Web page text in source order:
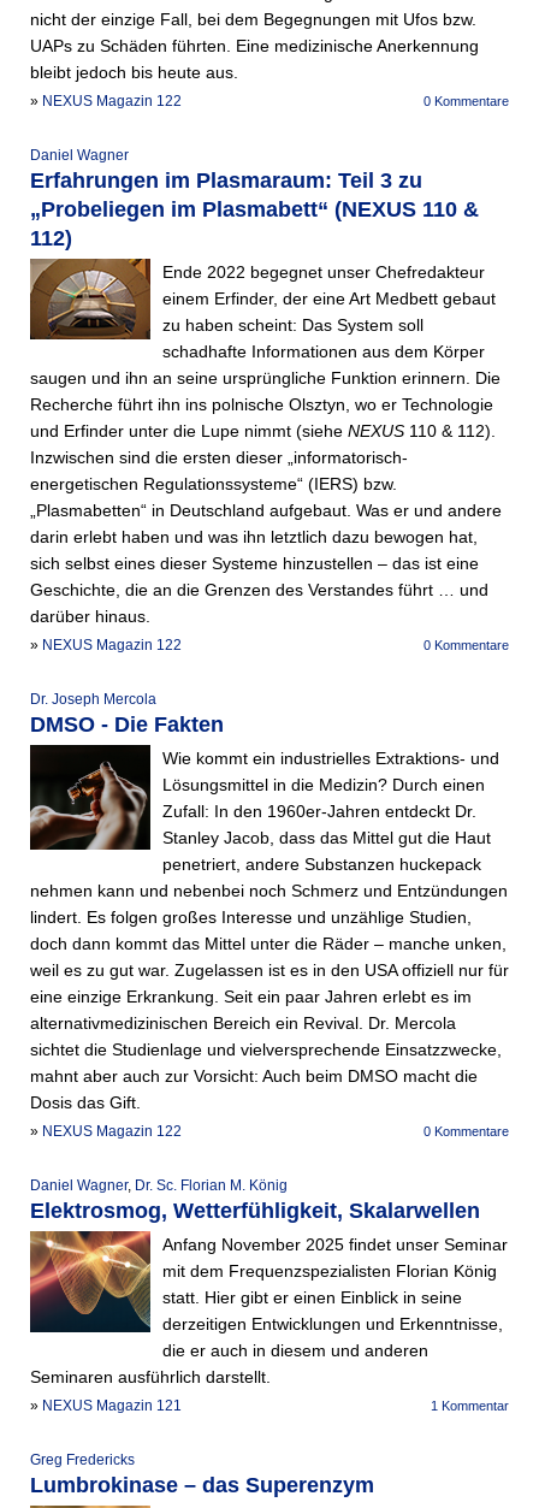
nicht der einzige Fall, bei dem Begegnungen mit Ufos bzw.
UAPs zu Schäden führten. Eine medizinische Anerkennung
bleibt jedoch bis heute aus.
0 Kommentare
» NEXUS Magazin 122
Daniel Wagner
Erfahrungen im Plasmaraum: Teil 3 zu
„Probeliegen im Plasmabett“ (NEXUS 110 &
112)
Ende 2022 begegnet unser Chefredakteur
einem Erfinder, der eine Art Medbett gebaut
zu haben scheint: Das System soll
schadhafte Informationen aus dem Körper
saugen und ihn an seine ursprüngliche Funktion erinnern. Die
Recherche führt ihn ins polnische Olsztyn, wo er Technologie
und Erfinder unter die Lupe nimmt (siehe NEXUS 110 & 112).
Inzwischen sind die ersten dieser „informatorisch-
energetischen Regulationssysteme“ (IERS) bzw.
„Plasmabetten“ in Deutschland aufgebaut. Was er und andere
darin erlebt haben und was ihn letztlich dazu bewogen hat,
sich selbst eines dieser Systeme hinzustellen – das ist eine
Geschichte, die an die Grenzen des Verstandes führt … und
darüber hinaus.
0 Kommentare
» NEXUS Magazin 122
Dr. Joseph Mercola
DMSO - Die Fakten
Wie kommt ein industrielles Ex­traktions- und
Lösungsmittel in die Medizin? Durch einen
Zufall: In den 1960er-Jahren entdeckt Dr.
Stanley Jacob, dass das Mittel gut die Haut
penetriert, andere Substanzen huckepack
nehmen kann und nebenbei noch Schmerz und Entzündungen
lindert. Es folgen großes Interesse und unzählige Studien,
doch dann kommt das Mittel unter die Räder – manche unken,
weil es zu gut war. Zugelassen ist es in den USA offiziell nur für
eine einzige Erkrankung. Seit ein paar Jahren erlebt es im
alternativmedizinischen Bereich ein Revival. Dr. Mercola
sichtet die Studienlage und vielversprechende Einsatzzwecke,
mahnt aber auch zur Vorsicht: Auch beim DMSO macht die
Dosis das Gift.
0 Kommentare
» NEXUS Magazin 122
Daniel Wagner, Dr. Sc. Florian M. König
Elektrosmog, Wetterfühligkeit, Skalarwellen
Anfang November 2025 findet unser Seminar
mit dem Frequenzspezialisten Florian König
statt. Hier gibt er einen Einblick in seine
derzeitigen Entwicklungen und Erkenntnisse,
die er auch in diesem und anderen
Seminaren ausführlich darstellt.
1 Kommentar
» NEXUS Magazin 121
Greg Fredericks
Lumbrokinase – das Superenzym